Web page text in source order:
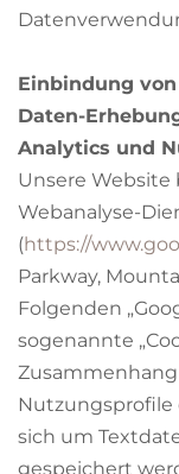
Einbindung
Daten-
Analytics und
Unsere Website
Webanalyse-
(https://
Parkway,
Folgenden
sogenannte
Nutzungsprofile
sich um
gespeichert